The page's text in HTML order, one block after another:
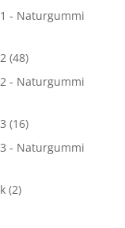
- Naturgummi
(48)
- Naturgummi
(16)
- Naturgummi
(2)